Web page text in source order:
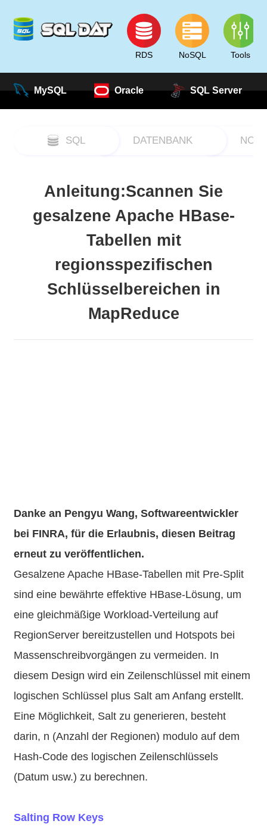
RDS NoSQL Tools
MySQL Oracle SQL Server
SQL DATENBANK
Anleitung:Scannen Sie
gesalzene Apache HBase-
Tabellen mit
regionsspezifischen
Schlüsselbereichen in
MapReduce
Danke an Pengyu Wang, Softwareentwickler
bei FINRA, für die Erlaubnis, diesen Beitrag
erneut zu veröffentlichen.
Gesalzene Apache HBase-Tabellen mit Pre-Split
sind eine bewährte effektive HBase-Lösung, um
eine gleichmäßige Workload-Verteilung auf
RegionServer bereitzustellen und Hotspots bei
Massenschreibvorgängen zu vermeiden. In
diesem Design wird ein Zeilenschlüssel mit einem
logischen Schlüssel plus Salt am Anfang erstellt.
Eine Möglichkeit, Salt zu generieren, besteht
darin, n (Anzahl der Regionen) modulo auf dem
Hash-Code des logischen Zeilenschlüssels
(Datum usw.) zu berechnen.
Salting Row Keys